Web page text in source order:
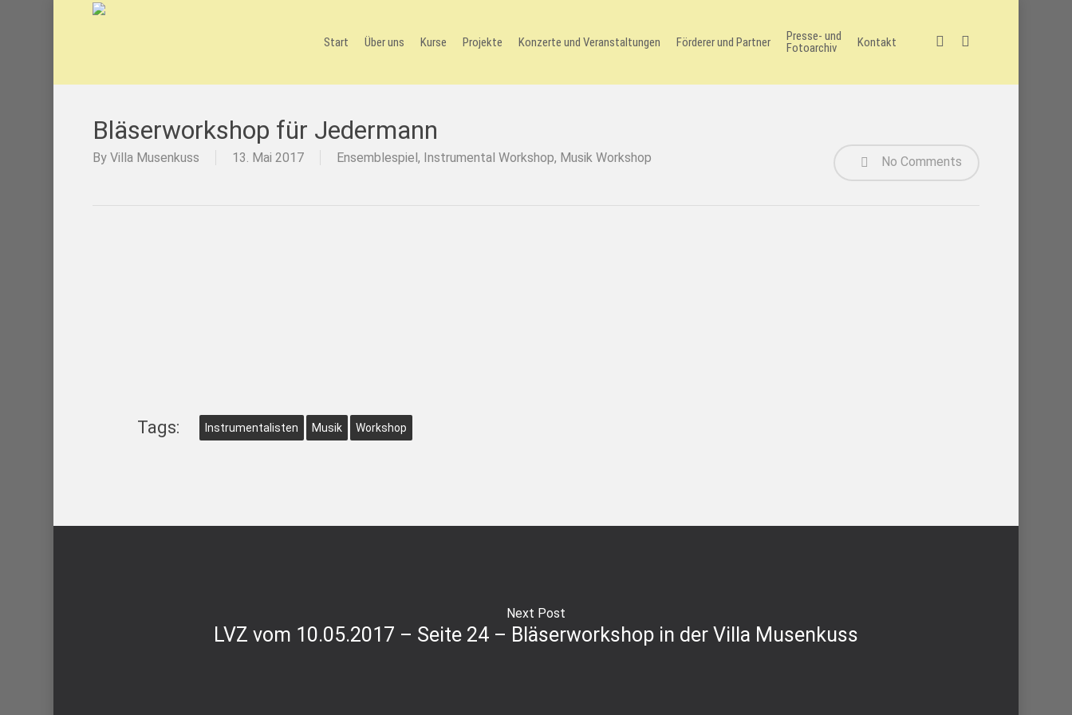
Start Über uns Kurse Projekte Konzerte und Veranstaltungen Förderer und Partner
Presse- und
Fotoarchiv
Kontakt facebookinstagram
Bläserworkshop für Jedermann
By Villa Musenkuss 13. Mai 2017 Ensemblespiel, Instrumental Workshop, Musik Workshop No Comments
Tags: Instrumentalisten Musik Workshop
Next Post
LVZ vom 10.05.2017 – Seite 24 – Bläserworkshop in der Villa Musenkuss